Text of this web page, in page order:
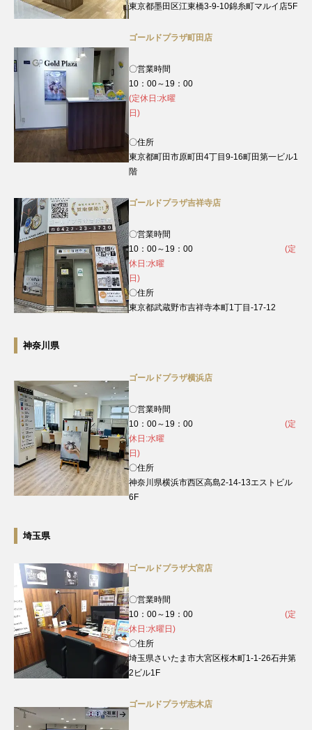
東京都墨田区江東橋3-9-10錦糸町マルイ店5F
ゴールドプラザ町田店
〇営業時間
10：00～19：00
(定休日:水曜
日)
〇住所
東京都町田市原町田4丁目9‐16町田第一ビル1
階
ゴールドプラザ吉祥寺店
〇営業時間
10：00～19：00 (定
休日:水曜
日)
〇住所
東京都武蔵野市吉祥寺本町1丁目-17-12
神奈川県
ゴールドプラザ横浜店
〇営業時間
10：00～19：00 (定
休日:水曜
日)
〇住所
神奈川県横浜市西区高島2-14-13エストビル
6F
埼玉県
ゴールドプラザ大宮店
〇営業時間
10：00～19：00 (定
休日:水曜日)
〇住所
埼玉県さいたま市大宮区桜木町1-1-26石井第
2ビル1F
ゴールドプラザ志木店